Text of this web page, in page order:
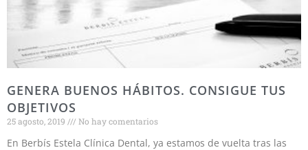
GENERA BUENOS HÁBITOS. CONSIGUE TUS
OBJETIVOS
25 agosto, 2019 No hay comentarios
En Berbís Estela Clínica Dental, ya estamos de vuelta tras las